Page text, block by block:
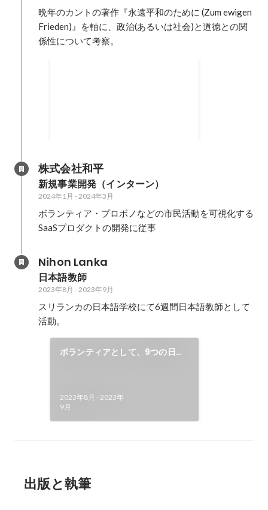
晩年のカントの著作『永遠平和のために (Zum ewigen
Frieden)』を軸に、政治(あるいは社会)と道徳との関
係性について考察。
て、60名規模の会員の管理・育成
や委員会予算の策定及び決算を担
当。
株式会社和平
新規事業開発（インターン）
2024年1月 - 2024年3月
ボランティア・プロボノなどの市民活動を可視化する
SaaSプロダクトの開発に従事
Nihon Lanka
日本語教師
2023年8月 - 2023年9月
スリランカの日本語学校にて6週間日本語教師として
活動。
ボランティアとして、9つの日本
2023年8月 - 2023年
9月
出版と執筆